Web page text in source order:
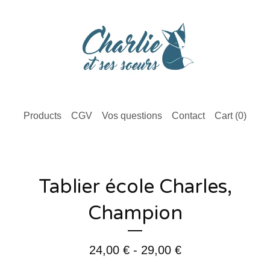
Products CGV Vos questions Contact Cart (0)
Tablier école Charles,
Champion
24,00 €- 29,00 €